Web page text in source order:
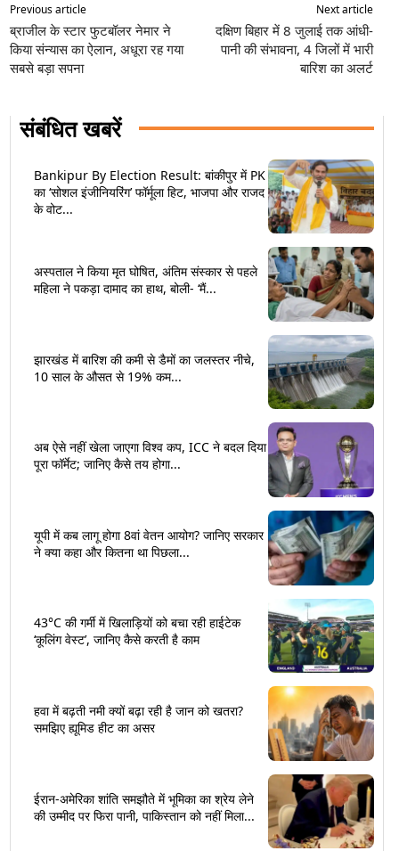
Previous article
ब्राजील के स्टार फुटबॉलर नेमार ने
किया संन्यास का ऐलान, अधूरा रह गया
सबसे बड़ा सपना
Next article
दक्षिण बिहार में 8 जुलाई तक आंधी-
पानी की संभावना, 4 जिलों में भारी
बारिश का अलर्ट
संबंधित खबरें
Bankipur By Election Result: बांकीपुर में PK
का ‘सोशल इंजीनियरिंग’ फॉर्मूला हिट, भाजपा और राजद
के वोट...
अस्पताल ने किया मृत घोषित, अंतिम संस्कार से पहले
महिला ने पकड़ा दामाद का हाथ, बोली- ‘मैं...
झारखंड में बारिश की कमी से डैमों का जलस्तर नीचे,
10 साल के औसत से 19% कम...
अब ऐसे नहीं खेला जाएगा विश्व कप, ICC ने बदल दिया
पूरा फॉर्मेट; जानिए कैसे तय होगा...
यूपी में कब लागू होगा 8वां वेतन आयोग? जानिए सरकार
ने क्या कहा और कितना था पिछला...
43°C की गर्मी में खिलाड़ियों को बचा रही हाईटेक
‘कूलिंग वेस्ट’, जानिए कैसे करती है काम
हवा में बढ़ती नमी क्यों बढ़ा रही है जान को खतरा?
समझिए ह्यूमिड हीट का असर
ईरान-अमेरिका शांति समझौते में भूमिका का श्रेय लेने
की उम्मीद पर फिरा पानी, पाकिस्तान को नहीं मिला...